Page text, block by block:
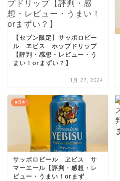
【セブン限定】サッポロビー
ル ヱビス ホップドリップ
【評判・感想・レビュー・う
まい！orまずい？】
1月 27, 2024
■日本
サッポロビール ヱビス サ
マーエール【評判・感想・レ
ビュー・うまい！orまず